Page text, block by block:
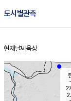
도시별관측
홈
현재날씨 육상